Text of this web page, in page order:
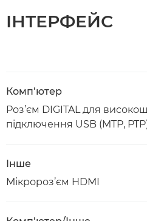
ІНТЕРФЕЙС
Комп’ютер
Роз’єм DIGITAL для
підключення USB (MTP,
Інше
Мікророз’єм HDMI